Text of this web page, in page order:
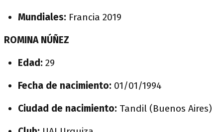
Mundiales: Francia 2019
ROMINA NÚÑEZ
Edad: 29
Fecha de nacimiento: 01/01/1994
Ciudad de nacimiento: Tandil (Buenos Aires)